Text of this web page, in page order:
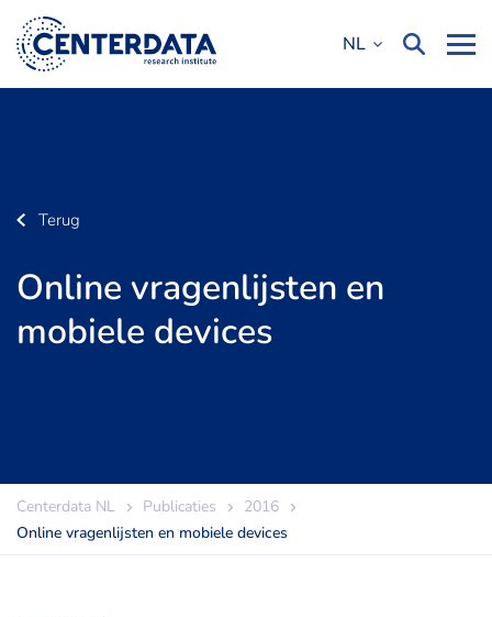
NL
Terug
Online vragenlijsten en
mobiele devices
Centerdata NL Publicaties
2016
Online vragenlijsten en mobiele devices